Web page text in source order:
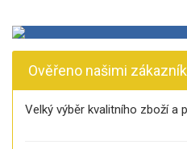
Ověřeno našimi
Velký výběr kvalitního zboží a